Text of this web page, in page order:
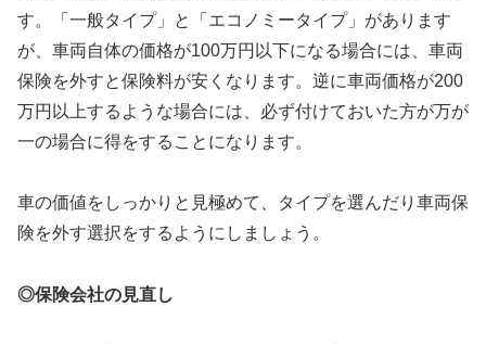
す。「一般タイプ」と「エコノミータイプ」があります
が、車両自体の価格が100万円以下になる場合には、車両
保険を外すと保険料が安くなります。逆に車両価格が200
万円以上するような場合には、必ず付けておいた方が万が
一の場合に得をすることになります。
車の価値をしっかりと見極めて、タイプを選んだり車両保
険を外す選択をするようにしましょう。
◎保険会社の見直し